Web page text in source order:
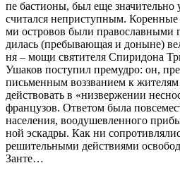
пе ба­сти­о­ны, был еще зна­чи­тель­но
счи­тал­ся непри­ступ­ным.
ми ост­ро­вов бы­ли пра­во­слав­ны­ми
ди­лась (пре­бы­ва­ю­щая и до­ныне)
ня – мо­щи свя­ти­те­ля Спи­ри­до­на
Уша­ков по­сту­пил пре­муд­ро: он,
пись­мен­ным воз­зва­ни­ем к
дей­ство­вать в «низ­вер­же­нии
фран­цу­зов. От­ве­том бы­ла
на­се­ле­ния, во­оду­шев­лен­но­го
ной эс­кад­ры. Как ни
ре­ши­тель­ны­ми дей­стви­я­ми
Зан­те…